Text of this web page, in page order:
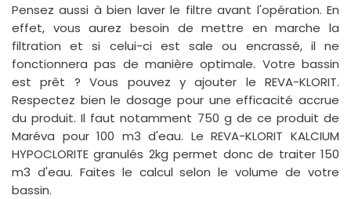
Pensez aussi à bien laver le filtre avant l'opération. En
effet, vous aurez besoin de mettre en marche la
filtration et si celui-ci est sale ou encrassé, il ne
fonctionnera pas de manière optimale. Votre bassin
est prêt ? Vous pouvez y ajouter le REVA-KLORIT.
Respectez bien le dosage pour une efficacité accrue
du produit. Il faut notamment 750 g de ce produit de
Maréva pour 100 m3 d'eau. Le REVA-KLORIT KALCIUM
HYPOCLORITE granulés 2kg permet donc de traiter 150
m3 d'eau. Faites le calcul selon le volume de votre
bassin.